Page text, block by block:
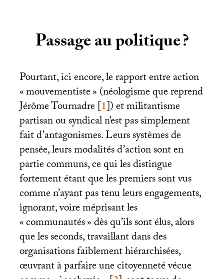
Passage au politique?
Pourtant, ici encore, le rapport entre action
«mouvementiste» (néologisme que reprend
Jérôme Tournadre[1]) et militantisme
partisan ou syndical n’est pas simplement
fait d’antagonismes. Leurs systèmes de
pensée, leurs modalités d’action sont en
partie communs, ce qui les distingue
fortement étant que les premiers sont vus
comme n’ayant pas tenu leurs engagements,
ignorant, voire méprisant les
«communautés» dès qu’ils sont élus, alors
que les seconds, travaillant dans des
organisations faiblement hiérarchisées,
œuvrant à parfaire une citoyenneté vécue